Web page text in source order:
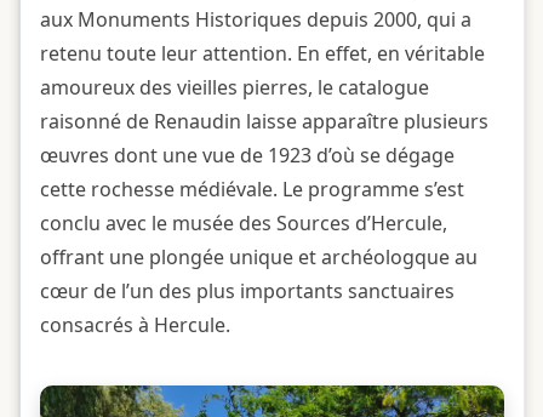
aux Monuments Historiques depuis 2000, qui a
retenu toute leur attention. En effet, en véritable
amoureux des vieilles pierres, le catalogue
raisonné de Renaudin laisse apparaître plusieurs
œuvres dont une vue de 1923 d’où se dégage
cette rochesse médiévale. Le programme s’est
conclu avec le musée des Sources d’Hercule,
offrant une plongée unique et archéologque au
cœur de l’un des plus importants sanctuaires
consacrés à Hercule.